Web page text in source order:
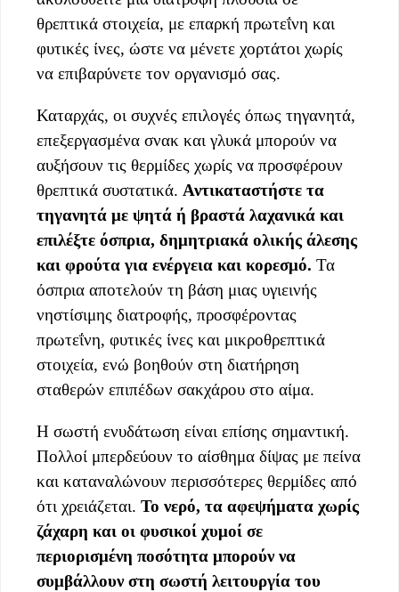
θρεπτικά στοιχεία, με επαρκή πρωτεΐνη και
φυτικές ίνες, ώστε να μένετε χορτάτοι χωρίς
να επιβαρύνετε τον οργανισμό σας.
Καταρχάς, οι συχνές επιλογές όπως τηγανητά,
επεξεργασμένα σνακ και γλυκά μπορούν να
αυξήσουν τις θερμίδες χωρίς να προσφέρουν
θρεπτικά συστατικά. Αντικαταστήστε τα
τηγανητά με ψητά ή βραστά λαχανικά και
επιλέξτε όσπρια, δημητριακά ολικής άλεσης
και φρούτα για ενέργεια και κορεσμό. Τα
όσπρια αποτελούν τη βάση μιας υγιεινής
νηστίσιμης διατροφής, προσφέροντας
πρωτεΐνη, φυτικές ίνες και μικροθρεπτικά
στοιχεία, ενώ βοηθούν στη διατήρηση
σταθερών επιπέδων σακχάρου στο αίμα.
Η σωστή ενυδάτωση είναι επίσης σημαντική.
Πολλοί μπερδεύουν το αίσθημα δίψας με πείνα
και καταναλώνουν περισσότερες θερμίδες από
ότι χρειάζεται. Το νερό, τα αφεψήματα χωρίς
ζάχαρη και οι φυσικοί χυμοί σε
περιορισμένη ποσότητα μπορούν να
συμβάλλουν στη σωστή λειτουργία του